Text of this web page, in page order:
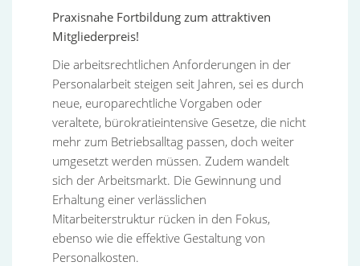
Praxisnahe Fortbildung zum attraktiven
Mitgliederpreis!
Die arbeitsrechtlichen Anforderungen in der
Personalarbeit steigen seit Jahren, sei es durch
neue, europarechtliche Vorgaben oder
veraltete, bürokratieintensive Gesetze, die nicht
mehr zum Betriebsalltag passen, doch weiter
umgesetzt werden müssen. Zudem wandelt
sich der Arbeitsmarkt. Die Gewinnung und
Erhaltung einer verlässlichen
Mitarbeiterstruktur rücken in den Fokus,
ebenso wie die effektive Gestaltung von
Personalkosten.